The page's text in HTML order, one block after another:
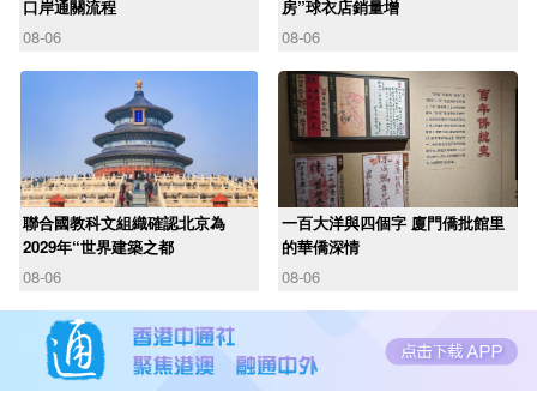
口岸通關流程
08-06
房”球衣店銷量增
08-06
聯合國教科文組織確認北京為
2029年“世界建築之都
08-06
一百大洋與四個字 廈門僑批館里
的華僑深情
08-06